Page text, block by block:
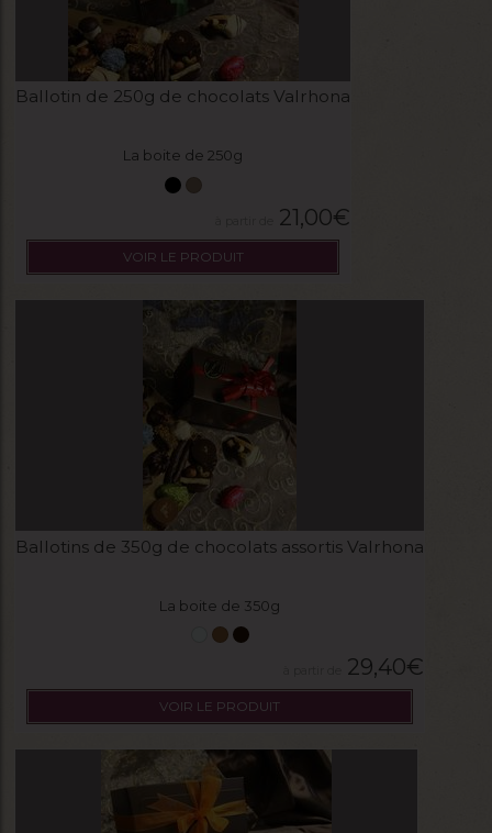
Ballotin de 250g de chocolats Valrhona
La boite de 250g
21,00€
VOIR LE PRODUIT
Ballotins de 350g de chocolats assortis Valrhona
La boite de 350g
29,40€
VOIR LE PRODUIT